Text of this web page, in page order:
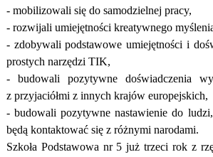
- mobilizowali się do samodzielnej pracy,
- rozwijali umiejętności kreatywnego
- zdobywali podstawowe umiejętności i
prostych narzędzi TIK,
- budowali pozytywne doświadczenia
z przyjaciółmi z innych krajów europejskich,
- budowali pozytywne nastawienie do
będą kontaktować się z różnymi narodami.
Szkoła Podstawowa nr 5 już trzeci rok z